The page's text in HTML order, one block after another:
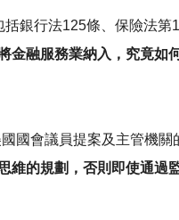
銀行法125條、保險法第
金融服務業納入，究竟如
國會議員提案及主管機關
維的規劃，否則即使通過